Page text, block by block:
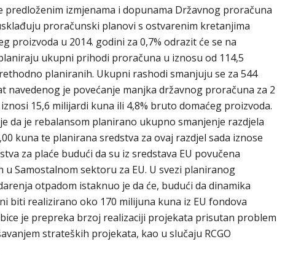
izmjenama i dopunama Državnog proračuna
proračunski planovi s ostvarenim kretanjima
u 2014. godini za 0,7% odrazit će se na
ukupni prihodi proračuna u iznosu od 114,5
planiranih. Ukupni rashodi smanjuju se za 544
navedenog je povećanje manjka državnog proračuna za 2
15,6 milijardi kuna ili 4,8% bruto domaćeg proizvoda.
da je rebalansom planirano ukupno smanjenje razdjela
kuna te planirana sredstva za ovaj razdjel sada iznose
za plaće budući da su iz sredstava EU povučena
Samostalnom sektoru za EU. U svezi planiranog
otpadom istaknuo je da će, budući da dinamika
biti realizirano oko 170 milijuna kuna iz EU fondova
je prepreka brzoj realizaciji projekata prisutan problem
strateških projekata, kao u slučaju RCGO